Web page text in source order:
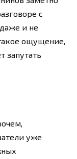
с
и не
ощущение,
запутать
уже